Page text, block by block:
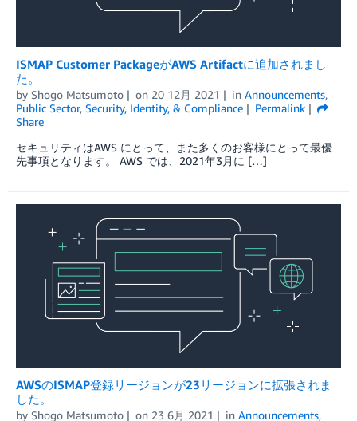
ISMAP Customer PackageがAWS Artifactに追加されまし
た。
by Shogo Matsumoto on 20 12月 2021 in Announcements,
Public Sector, Security, Identity, & Compliance
Permalink
Share
セキュリティはAWS にとって、また多くのお客様にとって最優
先事項となります。 AWS では、2021年3月に […]
AWSのISMAP登録リージョンが23リージョンに拡張されま
した。
by Shogo Matsumoto on 23 6月 2021 in Announcements,